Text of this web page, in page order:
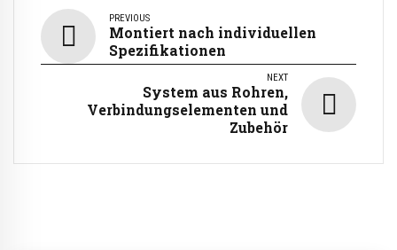
PREVIOUS
Montiert nach individuellen
Spezifikationen
NEXT
System aus Rohren,
Verbindungselementen und
Zubehör